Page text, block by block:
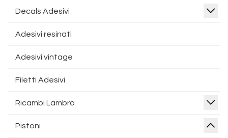
Decals Adesivi
Adesivi resinati
Adesivi vintage
Filetti Adesivi
Ricambi Lambro
Pistoni